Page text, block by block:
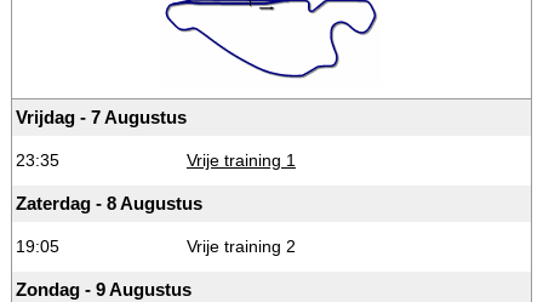
Vrijdag - 7 Augustus
23:35 Vrije training 1
Zaterdag - 8 Augustus
19:05 Vrije training 2
Zondag - 9 Augustus